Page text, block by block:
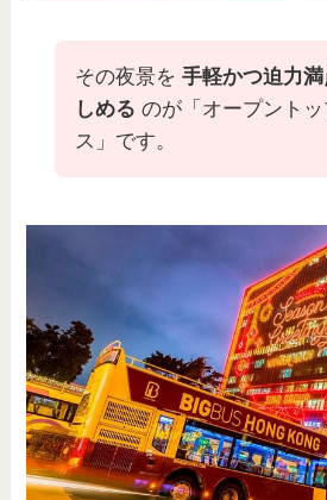
その夜景を手軽かつ迫力
しめる のが「オープント
ス」です。